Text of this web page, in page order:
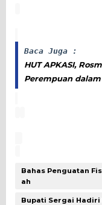
Baca Juga :
HUT APKASI,
Perempuan
Bahas Penguatan
ah
Bupati Sergai